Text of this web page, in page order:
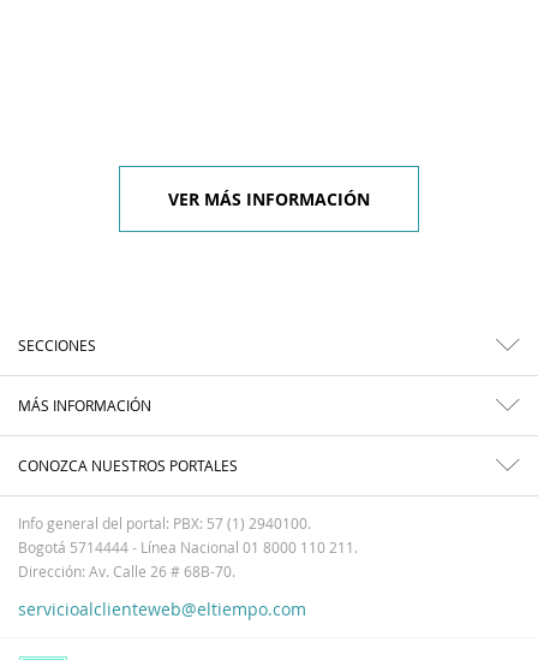
VER MÁS INFORMACIÓN
SECCIONES
MÁS INFORMACIÓN
CONOZCA NUESTROS PORTALES
Info general del portal: PBX: 57 (1) 2940100.
Bogotá 5714444 - Línea Nacional 01 8000 110 211.
Dirección: Av. Calle 26 # 68B-70.
servicioalclienteweb@eltiempo.com